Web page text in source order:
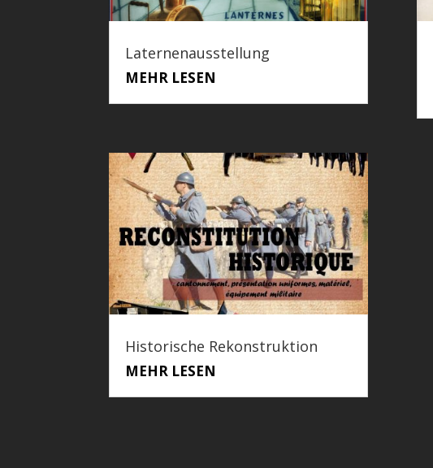
Laternenausstellung
MEHR LESEN
Historische Rekonstruktion
MEHR LESEN